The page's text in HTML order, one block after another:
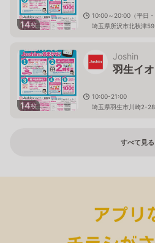
14枚
10:00～20:00（平日
埼玉県所沢市北秋津
14枚
Joshin
羽生イ
10:00-21:00
埼玉県羽生市川崎2-
すべて見る